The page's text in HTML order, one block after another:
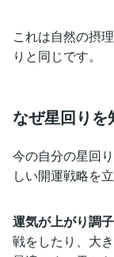
これは自然の摂
りと同じです。
なぜ星回りを
今の自分の星回
しい開運戦略を
運気が上がり調
戦をしたり、大